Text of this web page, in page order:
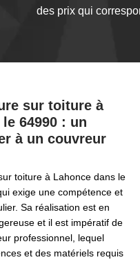
des prix qui
sur toiture à
64990 : un
à un couvreur
toiture à Lahonce dans le
exige une compétence et
Sa réalisation est en
et il est impératif de
professionnel, lequel
et des matériels requis